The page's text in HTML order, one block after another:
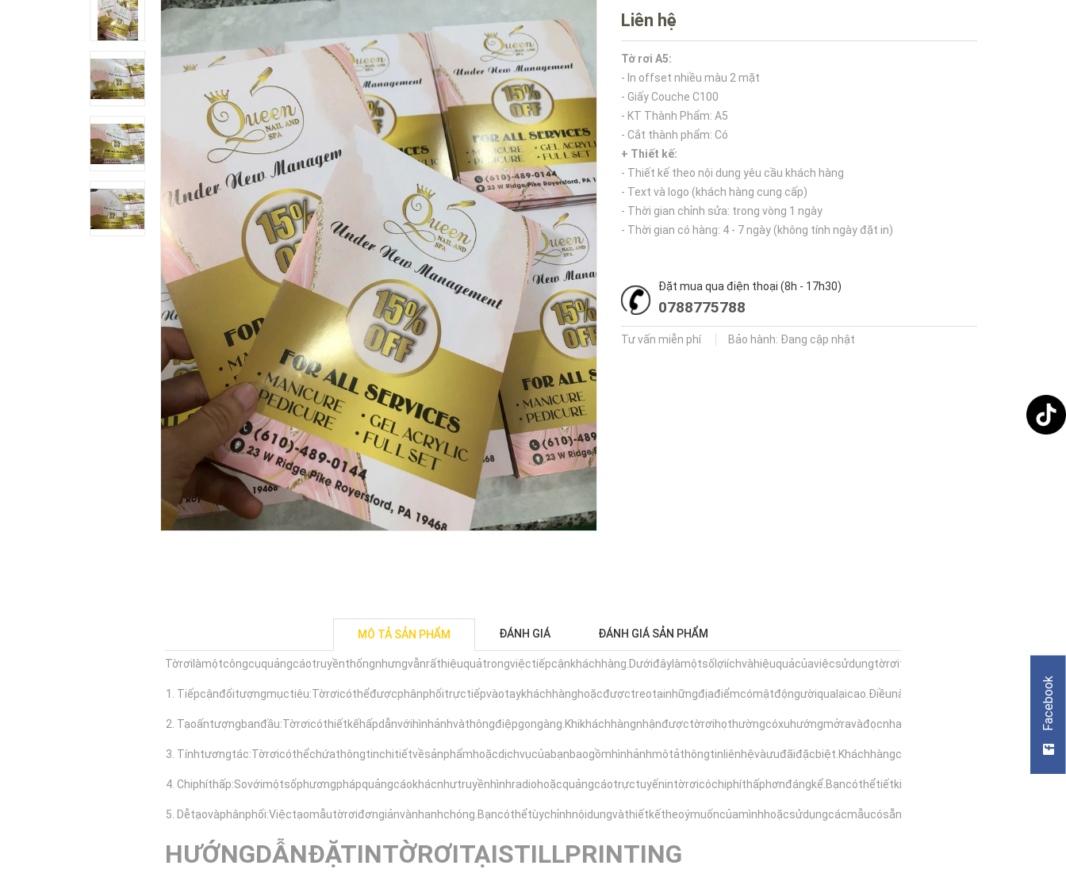
Liên hệ
Tờ rơi A5:
- In offset nhiều màu 2 mặt
- Giấy Couche C100
- KT Thành Phẩm: A5
- Cắt thành phẩm: Có
+ Thiết kế:
- Thiết kế theo nội dung yêu cầu khách hàng
- Text và logo (khách hàng cung cấp)
- Thời gian chỉnh sửa: trong vòng 1 ngày
- Thời gian có hàng: 4 - 7 ngày (không tính ngày đặt in)
Đặt mua qua điện thoại (8h - 17h30)
0788775788
Tư vấn miễn phí Bảo hành: Đang cập nhật
MÔ TẢ SẢN PHẨM ĐÁNH GIÁ ĐÁNH GIÁ SẢN PHẨM
Tờrơilàmộtcôngcụquảngcáotruyềnthốngnhưngvẫnrấthiệuquảtrongviệctiếpcậnkháchhàng.Dướiđâylàmộtsốlợiíchvàhiệuquảcủaviệcsửdụngtờrơitrongchiếndịchquảngcáo:
Dễtạovàphânphối:Việctạomẫutờrơiđơngiảnvànhanhchóng.Bạncóthểtùychỉnhnộidungvàthiếtkếtheoýmuốncủamìnhhoặcsửdụngcácmẫucósẵn.Đồngthờiviệcphânphối
HƯỚNGDẪNĐẶTINTỜRƠITẠISTILLPRINTING
Facebook